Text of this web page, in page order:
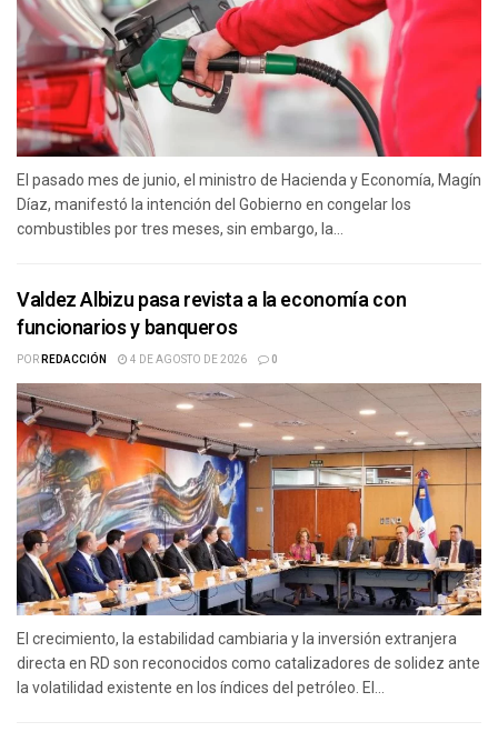
El pasado mes de junio, el ministro de Hacienda y Economía, Magín
Díaz, manifestó la intención del Gobierno en congelar los
combustibles por tres meses, sin embargo, la...
Valdez Albizu pasa revista a la economía con
funcionarios y banqueros
PORREDACCIÓN 4 DE AGOSTO DE 2026 0
El crecimiento, la estabilidad cambiaria y la inversión extranjera
directa en RD son reconocidos como catalizadores de solidez ante
la volatilidad existente en los índices del petróleo. El...